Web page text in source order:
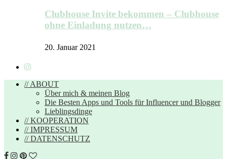
Clubhouse Invite bekommen – Clubhouse
ohne Einladung nutzen…
20. Januar 2021
// ABOUT
Über mich & meinen Blog
Die Besten Apps und Tools für Influencer und Blogger
Lieblingsdinge
// KOOPERATION
// IMPRESSUM
// DATENSCHUTZ